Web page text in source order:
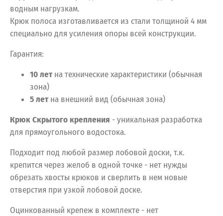
водным нагрузкам.
Крюк полоса изготавливается из стали толщиной 4 мм
специально для усиления опоры всей конструкции.
Гарантия:
10 летна технические характеристики (обычная
зона)
5 летна внешний вид (обычная зона)
Крюк Скрытого крепления - уникальная разработка
для прямоугольного водостока.
Подходит под любой размер лобовой доски, т.к.
крепится через желоб в одной точке - нет нужды
обрезать хвосты крюков и сверлить в нем новые
отверстия при узкой лобовой доске.
Оцинкованный крепеж в комплекте - нет